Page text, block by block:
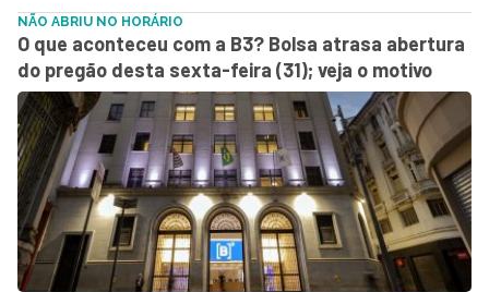
NÃO ABRIU NO HORÁRIO
O que aconteceu com a B3? Bolsa atrasa abertura
do pregão desta sexta-feira (31); veja o motivo